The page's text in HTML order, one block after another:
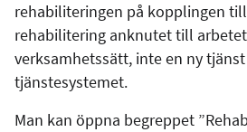
rehabiliteringen på kopplingen
rehabilitering anknutet till
verksamhetssätt, inte en ny
tjänstesystemet.
Man kan öppna begreppet